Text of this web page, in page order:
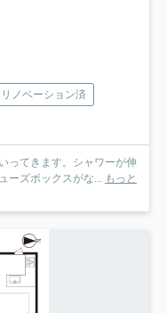
リノベーション済
ってきます。シャワーが伸
ーズボックスがな... もっと